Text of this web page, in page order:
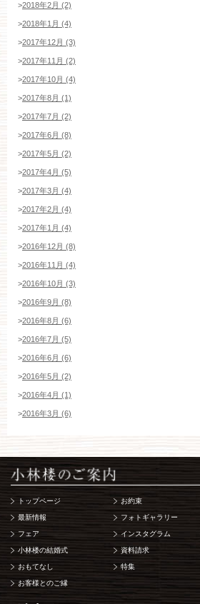
>2018年2月 (2)
>2018年1月 (4)
>2017年12月 (3)
>2017年11月 (2)
>2017年10月 (4)
>2017年8月 (1)
>2017年7月 (2)
>2017年6月 (8)
>2017年5月 (2)
>2017年4月 (5)
>2017年3月 (4)
>2017年2月 (4)
>2017年1月 (4)
>2016年12月 (8)
>2016年11月 (4)
>2016年10月 (3)
>2016年9月 (8)
>2016年8月 (6)
>2016年7月 (5)
>2016年6月 (6)
>2016年5月 (2)
>2016年4月 (1)
>2016年3月 (6)
トップページ
最新情報
フェア
小林楼の結婚式
おもてなし
お客様とのご縁
お約束
フォトギャラリー
インスタグラム
資料請求
特集